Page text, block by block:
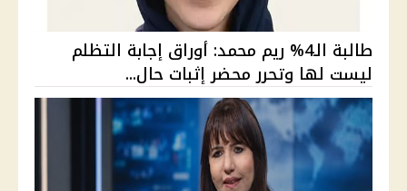
طالبة الـ4% ريم محمد: أوراق إجابة التظلم
ليست لها وتحرر محضر إثبات حال...